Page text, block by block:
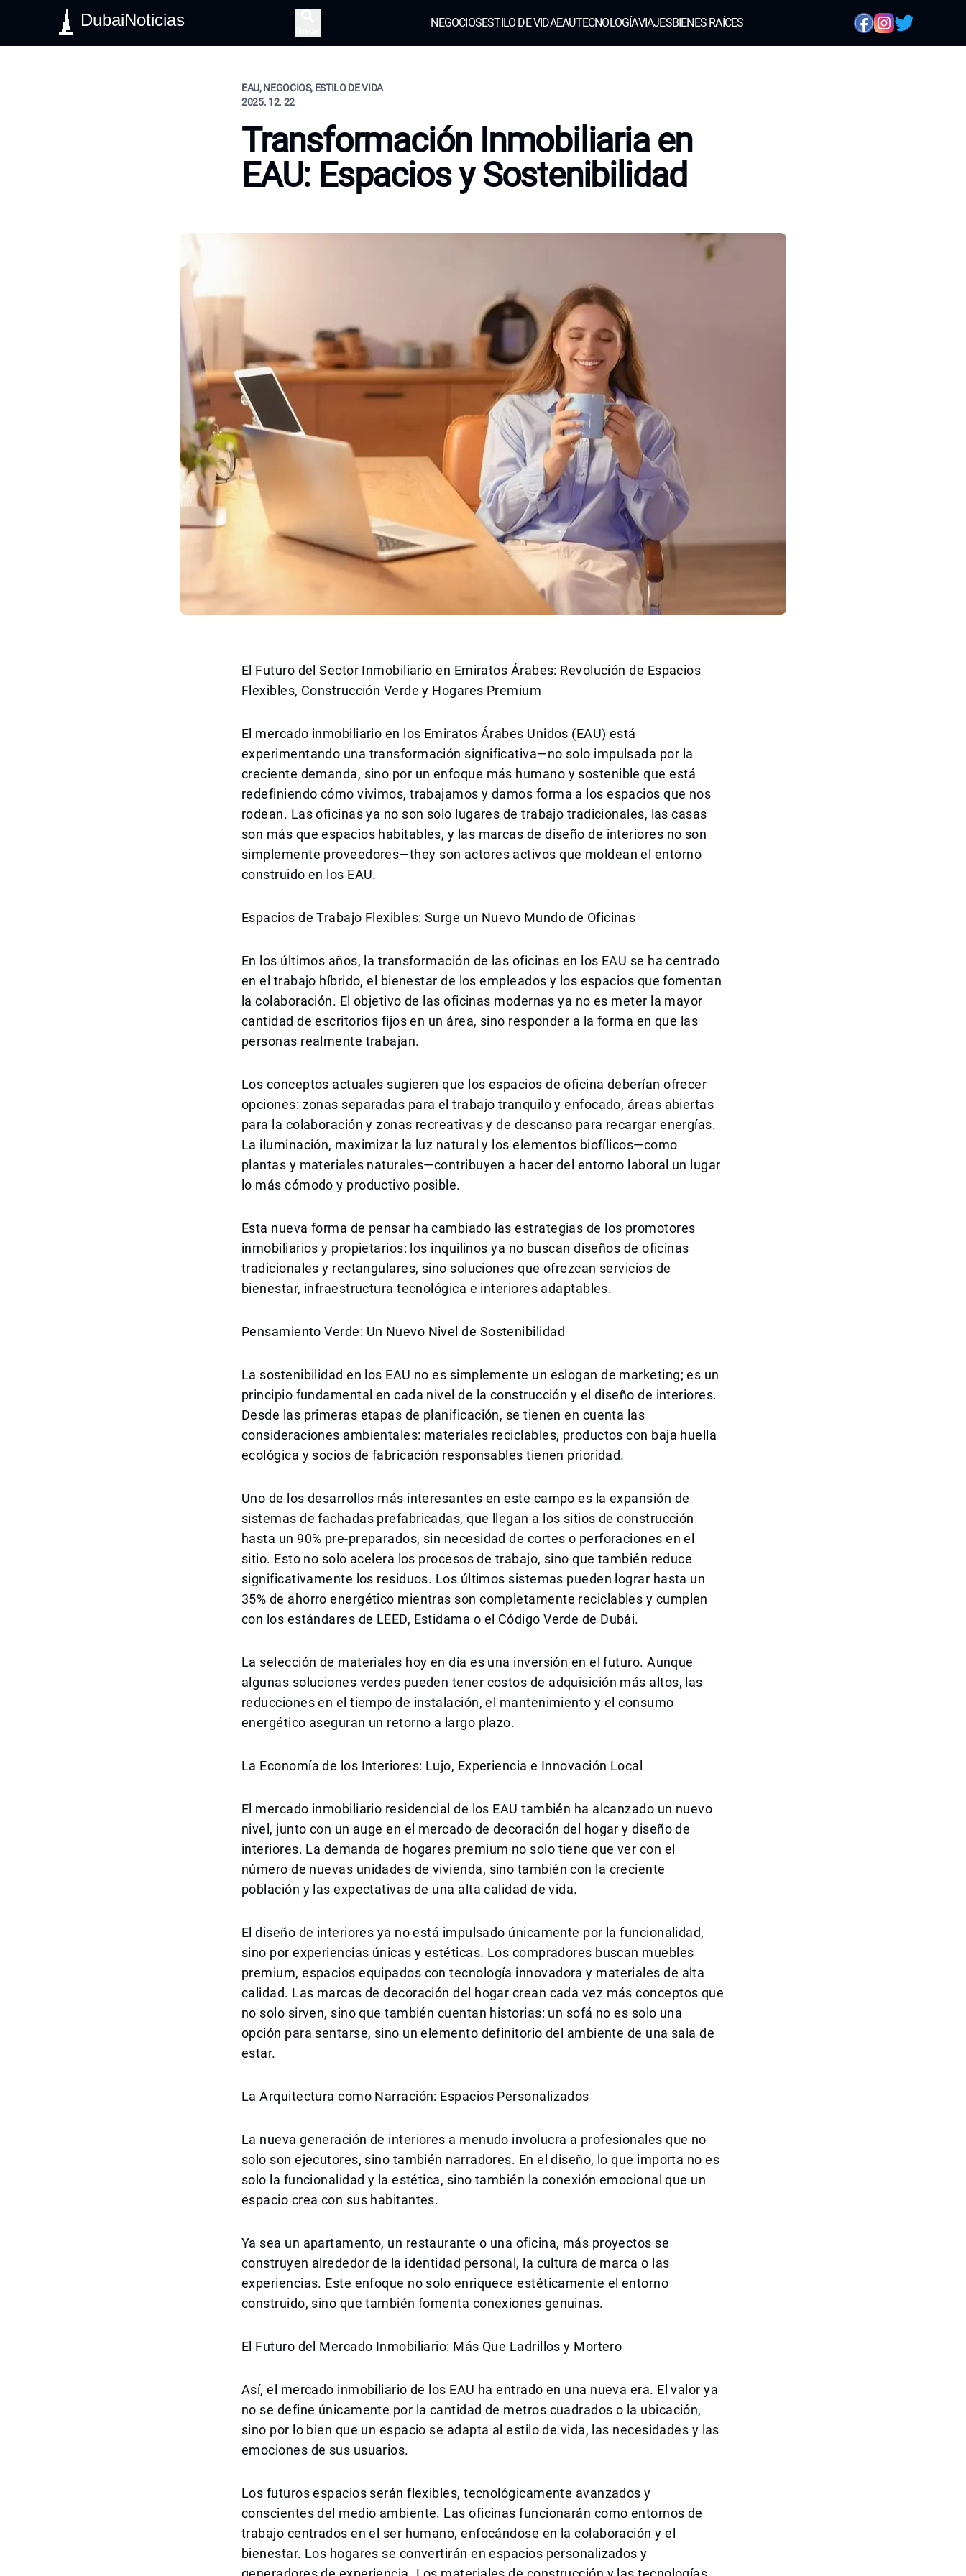
DubaiNoticias NEGOCIOSESTILO DE VIDAEAUTECNOLOGÍAVIAJESBIENES RAÍCES
EAU, NEGOCIOS, ESTILO DE VIDA
2025. 12. 22
Transformación Inmobiliaria en
EAU: Espacios y Sostenibilidad
El Futuro del Sector Inmobiliario en Emiratos Árabes: Revolución de Espacios
Flexibles, Construcción Verde y Hogares Premium
El mercado inmobiliario en los Emiratos Árabes Unidos (EAU) está
experimentando una transformación significativa—no solo impulsada por la
creciente demanda, sino por un enfoque más humano y sostenible que está
redefiniendo cómo vivimos, trabajamos y damos forma a los espacios que nos
rodean. Las oficinas ya no son solo lugares de trabajo tradicionales, las casas
son más que espacios habitables, y las marcas de diseño de interiores no son
simplemente proveedores—they son actores activos que moldean el entorno
construido en los EAU.
Espacios de Trabajo Flexibles: Surge un Nuevo Mundo de Oficinas
En los últimos años, la transformación de las oficinas en los EAU se ha centrado
en el trabajo híbrido, el bienestar de los empleados y los espacios que fomentan
la colaboración. El objetivo de las oficinas modernas ya no es meter la mayor
cantidad de escritorios fijos en un área, sino responder a la forma en que las
personas realmente trabajan.
Los conceptos actuales sugieren que los espacios de oficina deberían ofrecer
opciones: zonas separadas para el trabajo tranquilo y enfocado, áreas abiertas
para la colaboración y zonas recreativas y de descanso para recargar energías.
La iluminación, maximizar la luz natural y los elementos biofílicos—como
plantas y materiales naturales—contribuyen a hacer del entorno laboral un lugar
lo más cómodo y productivo posible.
Esta nueva forma de pensar ha cambiado las estrategias de los promotores
inmobiliarios y propietarios: los inquilinos ya no buscan diseños de oficinas
tradicionales y rectangulares, sino soluciones que ofrezcan servicios de
bienestar, infraestructura tecnológica e interiores adaptables.
Pensamiento Verde: Un Nuevo Nivel de Sostenibilidad
La sostenibilidad en los EAU no es simplemente un eslogan de marketing; es un
principio fundamental en cada nivel de la construcción y el diseño de interiores.
Desde las primeras etapas de planificación, se tienen en cuenta las
consideraciones ambientales: materiales reciclables, productos con baja huella
ecológica y socios de fabricación responsables tienen prioridad.
Uno de los desarrollos más interesantes en este campo es la expansión de
sistemas de fachadas prefabricadas, que llegan a los sitios de construcción
hasta un 90% pre-preparados, sin necesidad de cortes o perforaciones en el
sitio. Esto no solo acelera los procesos de trabajo, sino que también reduce
significativamente los residuos. Los últimos sistemas pueden lograr hasta un
35% de ahorro energético mientras son completamente reciclables y cumplen
con los estándares de LEED, Estidama o el Código Verde de Dubái.
La selección de materiales hoy en día es una inversión en el futuro. Aunque
algunas soluciones verdes pueden tener costos de adquisición más altos, las
reducciones en el tiempo de instalación, el mantenimiento y el consumo
energético aseguran un retorno a largo plazo.
La Economía de los Interiores: Lujo, Experiencia e Innovación Local
El mercado inmobiliario residencial de los EAU también ha alcanzado un nuevo
nivel, junto con un auge en el mercado de decoración del hogar y diseño de
interiores. La demanda de hogares premium no solo tiene que ver con el
número de nuevas unidades de vivienda, sino también con la creciente
población y las expectativas de una alta calidad de vida.
El diseño de interiores ya no está impulsado únicamente por la funcionalidad,
sino por experiencias únicas y estéticas. Los compradores buscan muebles
premium, espacios equipados con tecnología innovadora y materiales de alta
calidad. Las marcas de decoración del hogar crean cada vez más conceptos que
no solo sirven, sino que también cuentan historias: un sofá no es solo una
opción para sentarse, sino un elemento definitorio del ambiente de una sala de
estar.
La Arquitectura como Narración: Espacios Personalizados
La nueva generación de interiores a menudo involucra a profesionales que no
solo son ejecutores, sino también narradores. En el diseño, lo que importa no es
solo la funcionalidad y la estética, sino también la conexión emocional que un
espacio crea con sus habitantes.
Ya sea un apartamento, un restaurante o una oficina, más proyectos se
construyen alrededor de la identidad personal, la cultura de marca o las
experiencias. Este enfoque no solo enriquece estéticamente el entorno
construido, sino que también fomenta conexiones genuinas.
El Futuro del Mercado Inmobiliario: Más Que Ladrillos y Mortero
Así, el mercado inmobiliario de los EAU ha entrado en una nueva era. El valor ya
no se define únicamente por la cantidad de metros cuadrados o la ubicación,
sino por lo bien que un espacio se adapta al estilo de vida, las necesidades y las
emociones de sus usuarios.
Los futuros espacios serán flexibles, tecnológicamente avanzados y
conscientes del medio ambiente. Las oficinas funcionarán como entornos de
trabajo centrados en el ser humano, enfocándose en la colaboración y el
bienestar. Los hogares se convertirán en espacios personalizados y